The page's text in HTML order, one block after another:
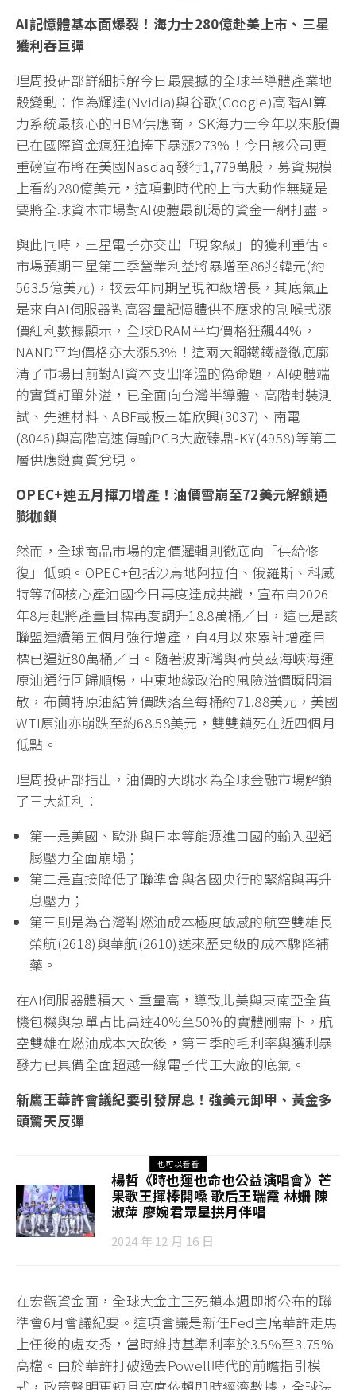
AI記憶體基本面爆裂！海力士280億赴美上市、三星
獲利吞巨彈
理周投研部詳細拆解今日最震撼的全球半導體產業地
殼變動：作為輝達(Nvidia)與谷歌(Google)高階AI算
力系統最核心的HBM供應商，SK海力士今年以來股價
已在國際資金瘋狂追捧下暴漲273%！今日該公司更
重磅宣布將在美國Nasdaq發行1,779萬股，募資規模
上看約280億美元，這項劃時代的上市大動作無疑是
要將全球資本市場對AI硬體最飢渴的資金一網打盡。
與此同時，三星電子亦交出「現象級」的獲利重估。
市場預期三星第二季營業利益將暴增至86兆韓元(約
563.5億美元)，較去年同期呈現神級增長，其底氣正
是來自AI伺服器對高容量記憶體供不應求的割喉式漲
價紅利數據顯示，全球DRAM平均價格狂飆44%，
NAND平均價格亦大漲53%！這兩大鋼鐵鐵證徹底廓
清了市場日前對AI資本支出降溫的偽命題，AI硬體端
的實質訂單外溢，已全面向台灣半導體、高階封裝測
試、先進材料、ABF載板三雄欣興(3037)、南電
(8046)與高階高速傳輸PCB大廠臻鼎-KY(4958)等第二
層供應鏈實質兌現。
OPEC+連五月揮刀增產！油價雪崩至72美元解鎖通
膨枷鎖
然而，全球商品市場的定價邏輯則徹底向「供給修
復」低頭。OPEC+包括沙烏地阿拉伯、俄羅斯、科威
特等7個核心產油國今日再度達成共識，宣布自2026
年8月起將產量目標再度調升18.8萬桶／日，這已是該
聯盟連續第五個月強行增產，自4月以來累計增產目
標已逼近80萬桶／日。隨著波斯灣與荷莫茲海峽海運
原油通行回歸順暢，中東地緣政治的風險溢價瞬間潰
散，布蘭特原油結算價跌落至每桶約71.88美元，美國
WTI原油亦崩跌至約68.58美元，雙雙鎖死在近四個月
低點。
理周投研部指出，油價的大跳水為全球金融市場解鎖
了三大紅利：
第一是美國、歐洲與日本等能源進口國的輸入型通
膨壓力全面崩塌；
第二是直接降低了聯準會與各國央行的緊縮與再升
息壓力；
第三則是為台灣對燃油成本極度敏感的航空雙雄長
榮航(2618)與華航(2610)送來歷史級的成本驟降補
藥。
在AI伺服器體積大、重量高，導致北美與東南亞全貨
機包機與急單占比高達40%至50%的實體剛需下，航
空雙雄在燃油成本大砍後，第三季的毛利率與獲利暴
發力已具備全面超越一線電子代工大廠的底氣。
新鷹王華許會議紀要引發屏息！強美元卸甲、黃金多
頭驚天反彈
也可以看看
楊哲《時也運也命也公益演唱會》芒
果歌王揮棒開嗓 歌后王瑞霞 林姍 陳
淑萍 廖婉君眾星拱月伴唱
2024 年 12 月 16 日
在宏觀資金面，全球大金主正死鎖本週即將公布的聯
準會6月會議紀要。這項會議是新任Fed主席華許走馬
上任後的處女秀，當時維持基準利率於3.5%至3.75%
高檔。由於華許打破過去Powell時代的前瞻指引模